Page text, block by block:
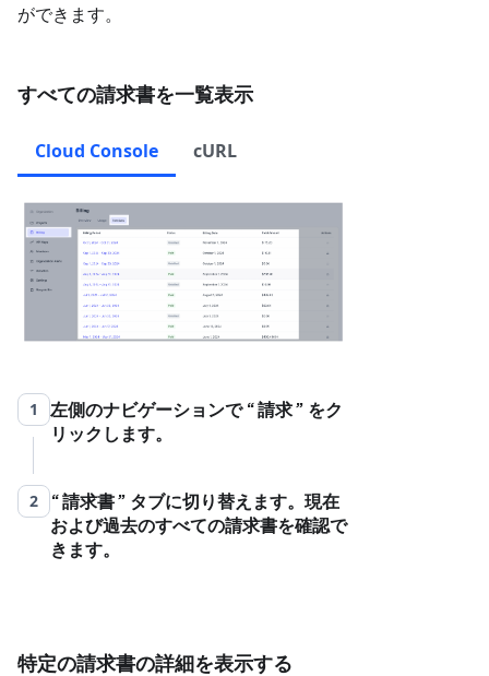
ができます。
すべての請求書を一覧表示
Cloud Console cURL
1 左側のナビゲーションで 請求
をク
リックします。
2 請求書
タブに切り替えます。現在
および過去のすべての請求書を確認で
きます。
特定の請求書の詳細を表示する